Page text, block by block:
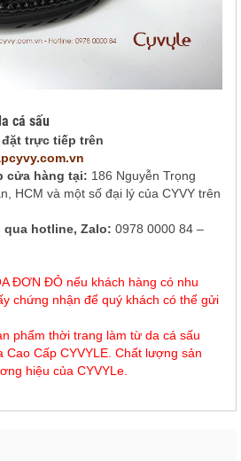
cá sấu
trực tiếp trên
cửa hàng tại: 186 Nguyễn Trọng
HCM và một số đại lý của CYVY trên
hotline, Zalo: 0978 0000 84 –
ĐƠN ĐỎ nếu khách hàng có nhu
chứng nhận để quý khách có thể gửi
phẩm thời trang làm từ da cá sấu
Cao Cấp CYVYLE. Chất lượng sản
hiệu của CYVYLe.